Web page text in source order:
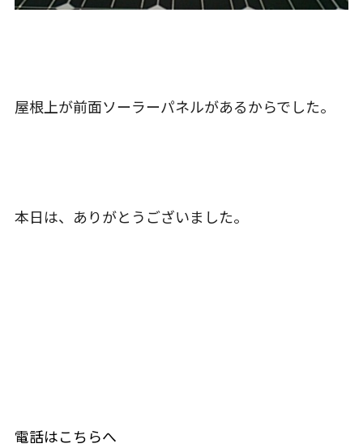
屋根上が前面ソーラーパネルがあるからでした。
本日は、ありがとうございました。
電話はこちらへ